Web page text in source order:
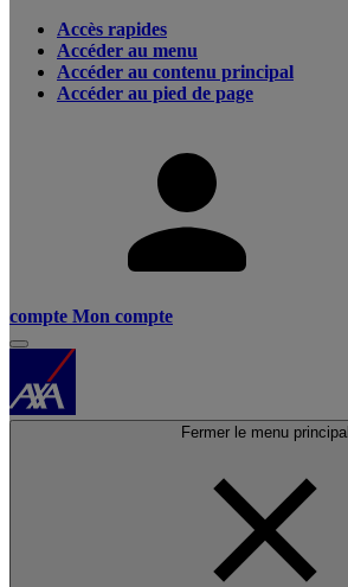
Accès rapides
Accéder au menu
Accéder au contenu principal
Accéder au pied de page
compte Mon compte
Fermer le menu principal